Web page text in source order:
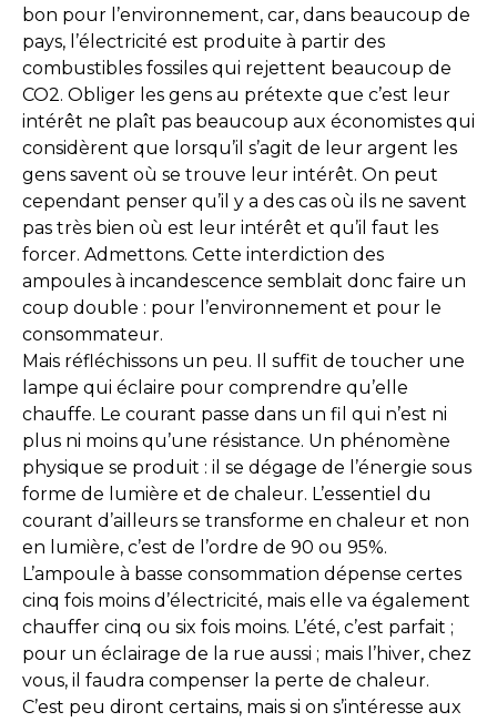
bon pour l’environnement, car, dans beaucoup de
pays, l’électricité est produite à partir des
combustibles fossiles qui rejettent beaucoup de
CO2. Obliger les gens au prétexte que c’est leur
intérêt ne plaît pas beaucoup aux économistes qui
considèrent que lorsqu’il s’agit de leur argent les
gens savent où se trouve leur intérêt. On peut
cependant penser qu’il y a des cas où ils ne savent
pas très bien où est leur intérêt et qu’il faut les
forcer. Admettons. Cette interdiction des
ampoules à incandescence semblait donc faire un
coup double : pour l’environnement et pour le
consommateur.
Mais réfléchissons un peu. Il suffit de toucher une
lampe qui éclaire pour comprendre qu’elle
chauffe. Le courant passe dans un fil qui n’est ni
plus ni moins qu’une résistance. Un phénomène
physique se produit : il se dégage de l’énergie sous
forme de lumière et de chaleur. L’essentiel du
courant d’ailleurs se transforme en chaleur et non
en lumière, c’est de l’ordre de 90 ou 95%.
L’ampoule à basse consommation dépense certes
cinq fois moins d’électricité, mais elle va également
chauffer cinq ou six fois moins. L’été, c’est parfait ;
pour un éclairage de la rue aussi ; mais l’hiver, chez
vous, il faudra compenser la perte de chaleur.
C’est peu diront certains, mais si on s’intéresse aux